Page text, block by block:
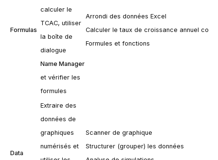
Formulas
calculer le
TCAC, utiliser
la boîte de
dialogue
Name Manager
et vérifier les
formules
Arrondi des données Excel
Calculer le taux de croissance annuel
Formules et fonctions
Data
Extraire des
données de
graphiques
numérisés et
Scanner de graphique
Structurer (grouper) les données